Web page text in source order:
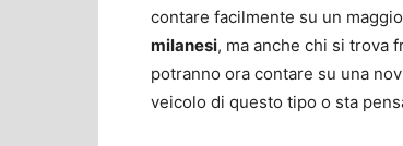
contare facilmente su un
milanesi, ma anche chi si trova
potranno ora contare su una
veicolo di questo tipo o sta